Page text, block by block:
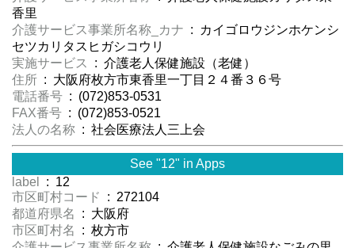
香里
介護サービス事業所名称_カナ : カイゴロウジンホケンシ
セツカリタスヒガシコウリ
実施サービス
: 介護老人保健施設（老健）
住所 : 大阪府枚方市東香里一丁目２４番３６号
電話番号 : (072)853-0531
FAX番号 : (072)853-0521
法人の名称 : 社会医療法人三上会
See "12" in Apps
label
: 12
市区町村コード
: 272104
都道府県名
: 大阪府
市区町村名
: 枚方市